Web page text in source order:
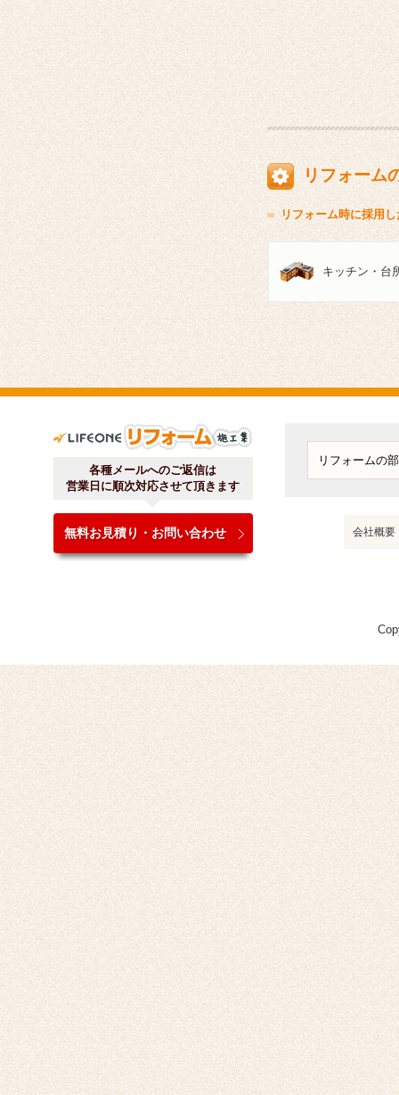
リフォーム
リフォーム時に採用し
キッチン・台
各種メールへのご返信は
営業日に順次対応させて頂きます
無料お見積り・お問い合わせ 会社概要